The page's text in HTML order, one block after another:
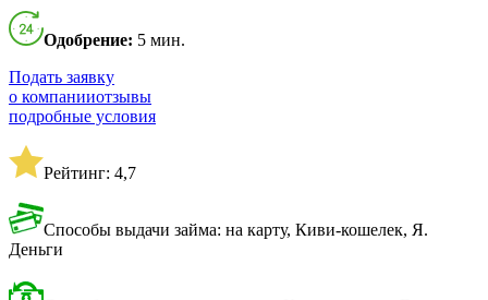
Одобрение: 5 мин.
Подать заявку
о компанииотзывы
подробные условия
Рейтинг: 4,7
Способы выдачи займа: на карту, Киви-кошелек, Я.
Деньги